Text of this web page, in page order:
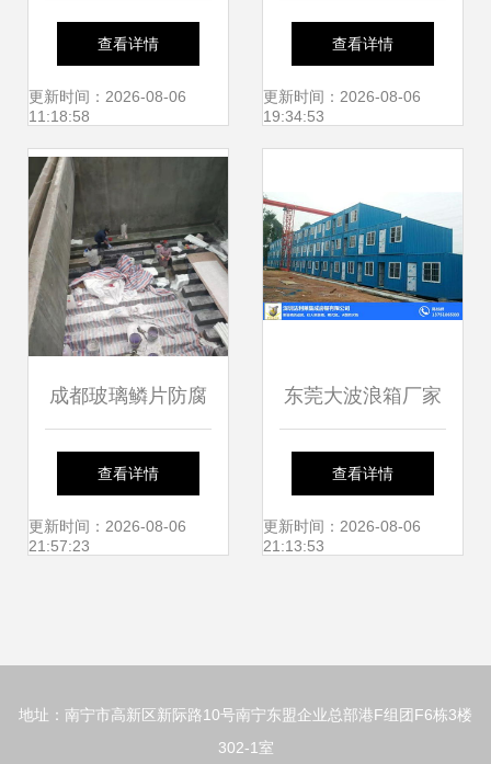
土固化抛光染色一
体化的建筑施工服
务解析
查看详情
更新时间：2026-08-06
11:18:58
剂 提升建筑施工质
量的高效工具
查看详情
更新时间：2026-08-06
19:34:53
成都玻璃鳞片防腐
工程 防腐施工
查看详情
更新时间：2026-08-06
21:57:23
东莞大波浪箱厂家
与深圳法利莱集装
箱房屋的精准建筑
查看详情
更新时间：2026-08-06
21:13:53
地址：南宁市高新区新际路10号南宁东盟企业总部港F组团F6栋3楼
302-1室